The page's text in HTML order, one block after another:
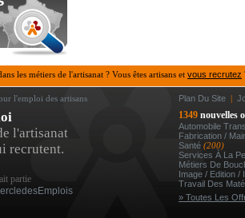
les métiers de l'artisanat ? Vous êtes artisans et vous recrutez
l'emploi des artisans Plan Du Site |
l'artisanat
recrutent.
partie
1349 nouvelles
Automobile
Fabrication /
Santé (200)
Services À La
Métiers De
Image / Edition /
Travail Des
» Toutes Les